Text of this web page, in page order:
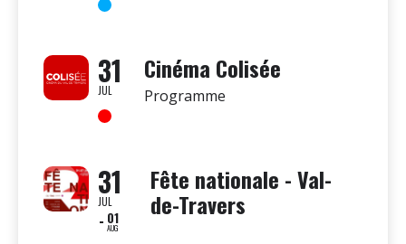
31
JUL
Cinéma Colisée
Programme
31
JUL
01
AUG
Fête nationale - Val-
de-Travers